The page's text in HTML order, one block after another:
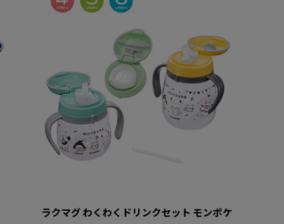
ラクマグ わくわくドリンクセット モンポケ